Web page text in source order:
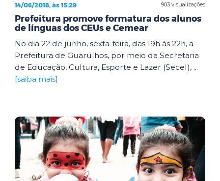
903 visualizações
14/06/2018, às 15:29
Prefeitura promove formatura dos alunos
de línguas dos CEUs e Cemear
No dia 22 de junho, sexta-feira, das 19h às 22h, a
Prefeitura de Guarulhos, por meio da Secretaria
de Educação, Cultura, Esporte e Lazer (Secel), ...
[saiba mais]